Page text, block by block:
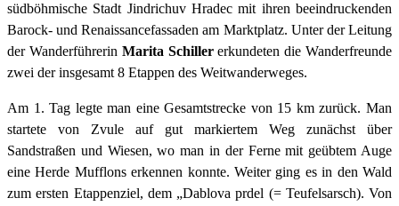
südböhmische Stadt Jindrichuv Hradec mit ihren beeindruckenden
Barock- und Renaissancefassaden am Marktplatz. Unter der Leitung
der Wanderführerin Marita Schillererkundeten die Wanderfreunde
zwei der insgesamt 8 Etappen des Weitwanderweges.
Am 1. Tag legte man eine Gesamtstrecke von 15 km zurück. Man
startete von Zvule auf gut markiertem Weg zunächst über
Sandstraßen und Wiesen, wo man in der Ferne mit geübtem Auge
eine Herde Mufflons erkennen konnte. Weiter ging es in den Wald
zum ersten Etappenziel, dem „Dablova prdel (= Teufelsarsch). Von